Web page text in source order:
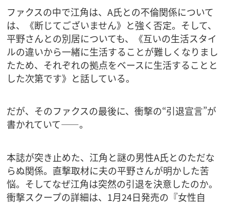
ファクスの中で江角は、A氏との不倫関係について
は、《断じてございません》と強く否定。そして、
平野さんとの別居についても、《互いの生活スタイ
ルの違いから一緒に生活することが難しくなりまし
たため、それぞれの拠点をベースに生活することと
した次第です》と話している。
だが、そのファクスの最後に、衝撃の“引退宣言”が
書かれていて――。
本誌が突き止めた、江角と謎の男性A氏とのただな
らぬ関係。直撃取材に夫の平野さんが明かした苦
悩。そしてなぜ江角は突然の引退を決意したのか。
衝撃スクープの詳細は、1月24日発売の『女性自